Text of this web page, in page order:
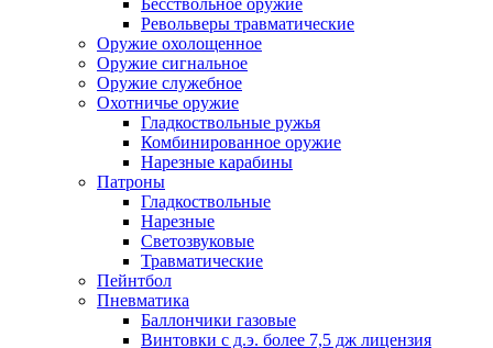
Бесствольное оружие
Револьверы травматические
Оружие охолощенное
Оружие сигнальное
Оружие служебное
Охотничье оружие
Гладкоствольные ружья
Комбинированное оружие
Нарезные карабины
Патроны
Гладкоствольные
Нарезные
Светозвуковые
Травматические
Пейнтбол
Пневматика
Баллончики газовые
Винтовки с д.э. более 7,5 дж лицензия